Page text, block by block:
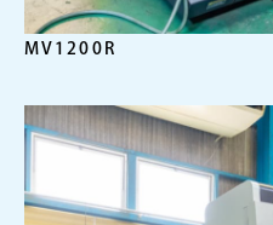
MV1200R